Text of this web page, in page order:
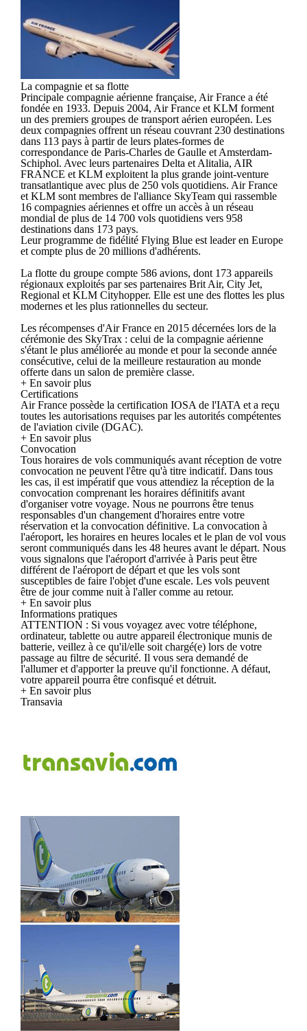
La compagnie et sa flotte
Principale compagnie aérienne française, Air France a été
fondée en 1933. Depuis 2004, Air France et KLM forment
un des premiers groupes de transport aérien européen. Les
deux compagnies offrent un réseau couvrant 230 destinations
dans 113 pays à partir de leurs plates-formes de
correspondance de Paris-Charles de Gaulle et Amsterdam-
Schiphol. Avec leurs partenaires Delta et Alitalia, AIR
FRANCE et KLM exploitent la plus grande joint-venture
transatlantique avec plus de 250 vols quotidiens. Air France
et KLM sont membres de l'alliance SkyTeam qui rassemble
16 compagnies aériennes et offre un accès à un réseau
mondial de plus de 14 700 vols quotidiens vers 958
destinations dans 173 pays.
Leur programme de fidélité Flying Blue est leader en Europe
et compte plus de 20 millions d'adhérents.
La flotte du groupe compte 586 avions, dont 173 appareils
régionaux exploités par ses partenaires Brit Air, City Jet,
Regional et KLM Cityhopper. Elle est une des flottes les plus
modernes et les plus rationnelles du secteur.
Les récompenses d'Air France en 2015 décernées lors de la
cérémonie des SkyTrax : celui de la compagnie aérienne
s'étant le plus améliorée au monde et pour la seconde année
consécutive, celui de la meilleure restauration au monde
offerte dans un salon de première classe.
+ En savoir plus
Certifications
Air France possède la certification IOSA de l'IATA et a reçu
toutes les autorisations requises par les autorités compétentes
de l'aviation civile (DGAC).
+ En savoir plus
Convocation
Tous horaires de vols communiqués avant réception de votre
convocation ne peuvent l'être qu'à titre indicatif. Dans tous
les cas, il est impératif que vous attendiez la réception de la
convocation comprenant les horaires définitifs avant
d'organiser votre voyage. Nous ne pourrons être tenus
responsables d'un changement d'horaires entre votre
réservation et la convocation définitive. La convocation à
l'aéroport, les horaires en heures locales et le plan de vol vous
seront communiqués dans les 48 heures avant le départ. Nous
vous signalons que l'aéroport d'arrivée à Paris peut être
différent de l'aéroport de départ et que les vols sont
susceptibles de faire l'objet d'une escale. Les vols peuvent
être de jour comme nuit à l'aller comme au retour.
+ En savoir plus
Informations pratiques
ATTENTION : Si vous voyagez avec votre téléphone,
ordinateur, tablette ou autre appareil électronique munis de
batterie, veillez à ce qu'il/elle soit chargé(e) lors de votre
passage au filtre de sécurité. Il vous sera demandé de
l'allumer et d'apporter la preuve qu'il fonctionne. A défaut,
votre appareil pourra être confisqué et détruit.
+ En savoir plus
Transavia